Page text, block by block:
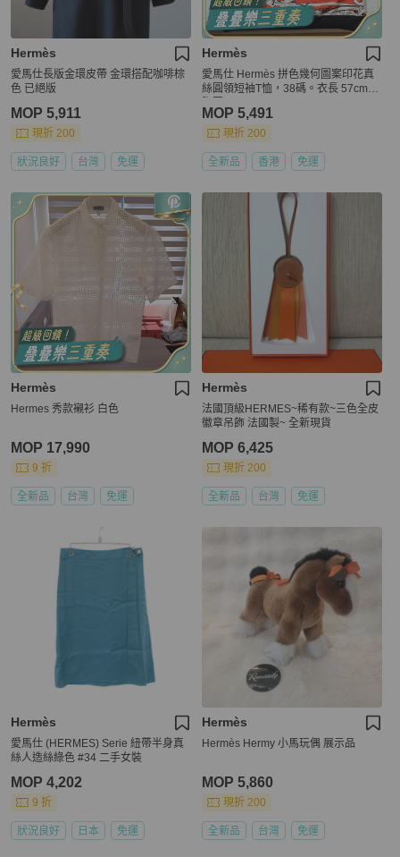
Hermès
愛馬仕長版金環皮帶 金環搭配咖啡棕
色 已絕版
MOP 5,911
現折 200
狀況良好 台灣 免運
Hermès
愛馬仕 Hermès 拼色幾何圖案印花真
絲圓領短袖T恤，38碼。衣長 57cm，
MOP 5,491
現折 200
全新品 香港 免運
Hermès
Hermes 秀款襯衫 白色
MOP 17,990
9 折
全新品 台灣 免運
Hermès
法國頂級HERMES~稀有款~三色全皮
徽章吊飾 法國製~ 全新現貨
MOP 6,425
現折 200
全新品 台灣 免運
Hermès
愛馬仕 (HERMES) Serie 紐帶半身真
絲人造絲綠色 #34 二手女裝
MOP 4,202
9 折
狀況良好 日本 免運
Hermès
Hermès Hermy 小馬玩偶 展示品
MOP 5,860
現折 200
全新品 台灣 免運